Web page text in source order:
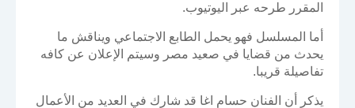
المقرر طرحه عبر اليوتيوب.
أما المسلسل فهو يحمل الطابع الاجتماعي ويناقش ما
يحدث من قضايا في صعيد مصر وسيتم الإعلان عن كافه
تفاصيلة قريبا.
يذكر أن الفنان حسام اغا قد شارك في العديد من الأعمال